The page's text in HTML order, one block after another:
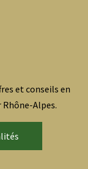
et conseils en
Alpes.